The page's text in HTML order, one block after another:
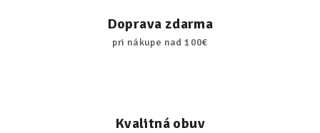
Doprava zdarma
pri nákupe nad 100€
Kvalitná obuv